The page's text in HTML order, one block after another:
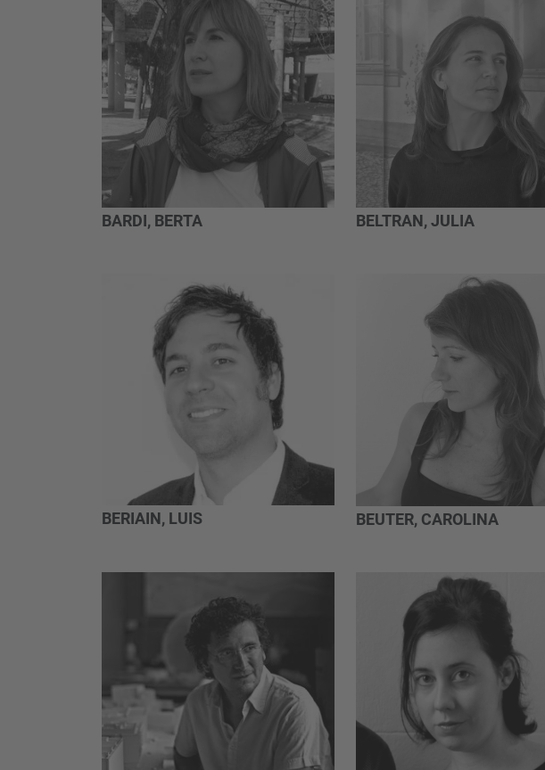
BARDI, BERTA BELTRAN, JULIA
BERIAIN, LUIS BEUTER, CAROLINA